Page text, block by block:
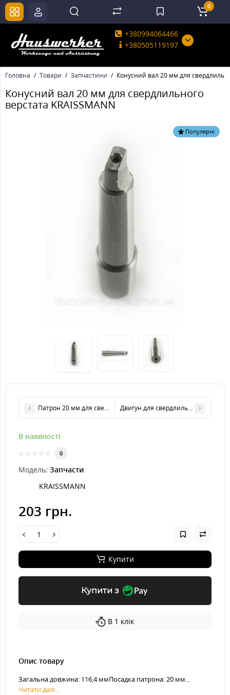
+380994064466
+380505119197
0
Головна Товари Запчастини Конусний вал 20 мм для
Конусний вал 20 мм для свердлильного
верстата KRAISSMANN
Популярні
Патрон 20 мм для свердлильного верстата (самозатискний,
Двигун для свердлильного
В наявності
0
Модель: Запчасти
KRAISSMANN
203 грн.
Купити
Купити з
В 1 клік
Опис товару
Загальна довжина: 116,4 ммПосадка патрона: 20 мм...
Читати далі...